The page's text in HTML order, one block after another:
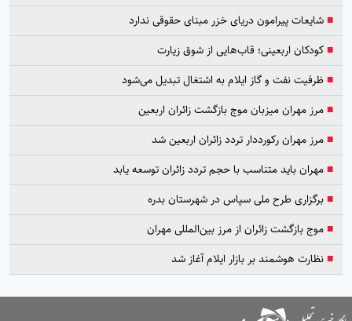
■شایعات پیرامون دریای خزر مبنای حقوقی ندارد
■کودکان اربعینی؛ قاب‌هایی از شوق زیارت
■ظرفیت نفت و گاز ایلام به اشتغال تبدیل می‌شود
■مرز مهران میزبان موج بازگشت زائران اربعین
■مرز مهران رکورددار تردد زائران اربعین شد
■مهران باید متناسب با حجم تردد زائران توسعه یابد
■برگزاری طرح ملی سپاس در شهرستان بدره
■موج بازگشت زائران از مرز بین‌المللی مهران
■نظارت هوشمند بر بازار ایلام آغاز شد